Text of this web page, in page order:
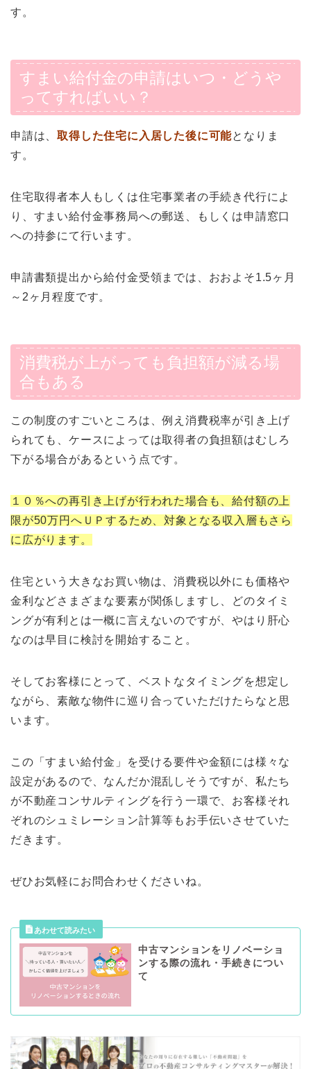
す。
すまい給付金の申請はいつ・どうや
ってすればいい？
申請は、取得した住宅に入居した後に可能となりま
す。
住宅取得者本人もしくは住宅事業者の手続き代行によ
り、すまい給付金事務局への郵送、もしくは申請窓口
への持参にて行います。
申請書類提出から給付金受領までは、おおよそ1.5ヶ月
～2ヶ月程度です。
消費税が上がっても負担額が減る場
合もある
この制度のすごいところは、例え消費税率が引き上げ
られても、ケースによっては取得者の負担額はむしろ
下がる場合があるという点です。
１０％への再引き上げが行われた場合も、給付額の上
限が50万円へＵＰするため、対象となる収入層もさら
に広がります。
住宅という大きなお買い物は、消費税以外にも価格や
金利などさまざまな要素が関係しますし、どのタイミ
ングが有利とは一概に言えないのですが、やはり肝心
なのは早目に検討を開始すること。
そしてお客様にとって、ベストなタイミングを想定し
ながら、素敵な物件に巡り合っていただけたらなと思
います。
この「すまい給付金」を受ける要件や金額には様々な
設定があるので、なんだか混乱しそうですが、私たち
が不動産コンサルティングを行う一環で、お客様それ
ぞれのシュミレーション計算等もお手伝いさせていた
だきます。
ぜひお気軽にお問合わせくださいね。
中古マンションをリノベーショ
ンする際の流れ・手続きについ
て